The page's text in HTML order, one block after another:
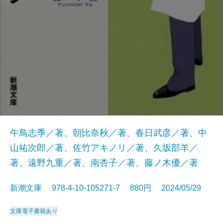
午鳥志季／著、朝比奈秋／著、春日武彦／著、中
山祐次郎／著、佐竹アキノリ／著、久坂部羊／
著、遠野九重／著、南杏子／著、藤ノ木優／著
新潮文庫 978-4-10-105271-7 880円 2024/05/29
文庫電子書籍あり